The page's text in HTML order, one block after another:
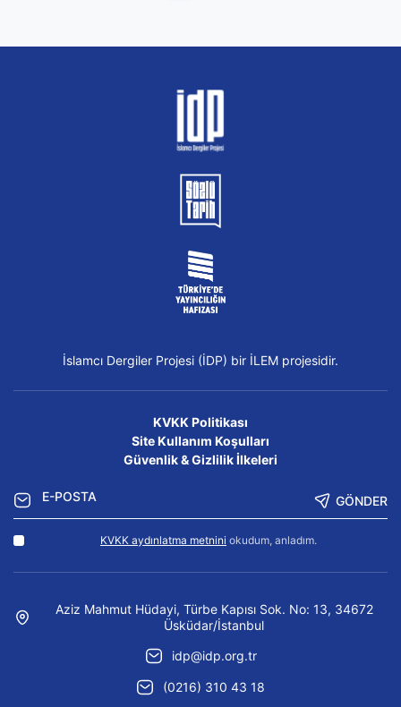
İslamcı Dergiler Projesi (İDP) bir İLEM projesidir.
KVKK Politikası
Site Kullanım Koşulları
Güvenlik & Gizlilik İlkeleri
GÖNDER
KVKK aydınlatma metnini okudum, anladım.
Aziz Mahmut Hüdayi, Türbe Kapısı Sok. No: 13, 34672
Üsküdar/İstanbul
idp@idp.org.tr
(0216) 310 43 18